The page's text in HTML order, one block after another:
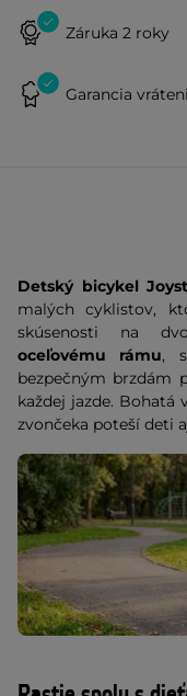
Záruka 2 roky
Garancia
Detský bicykel
malých cyklistov,
skúsenosti na
oceľovému rámu,
bezpečným brzdám
každej jazde. Bohatá
zvončeka poteší deti